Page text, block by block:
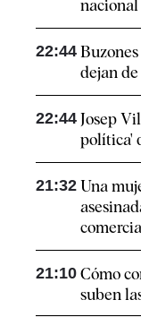
nacional
22:44
dejan
22:44 Josep
política'
21:32 Una
21:10 Cómo
suben